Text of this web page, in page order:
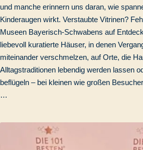
und manche erinnern uns daran, wie
Kinderaugen wirkt. Verstaubte Vitrinen?
Museen Bayerisch-Schwabens auf
liebevoll kuratierte Häuser, in denen
miteinander verschmelzen, auf Orte, die
Alltagstraditionen lebendig werden lassen
beflügeln – bei kleinen wie großen
…